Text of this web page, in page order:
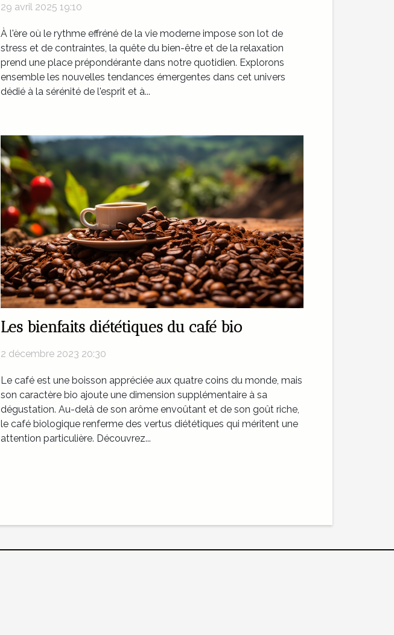
29 avril 2025 19:10
À l'ère où le rythme effréné de la vie moderne impose son lot de
stress et de contraintes, la quête du bien-être et de la relaxation
prend une place prépondérante dans notre quotidien. Explorons
ensemble les nouvelles tendances émergentes dans cet univers
dédié à la sérénité de l'esprit et à...
Les bienfaits diététiques du café bio
2 décembre 2023 20:30
Le café est une boisson appréciée aux quatre coins du monde, mais
son caractère bio ajoute une dimension supplémentaire à sa
dégustation. Au-delà de son arôme envoûtant et de son goût riche,
le café biologique renferme des vertus diététiques qui méritent une
attention particulière. Découvrez...